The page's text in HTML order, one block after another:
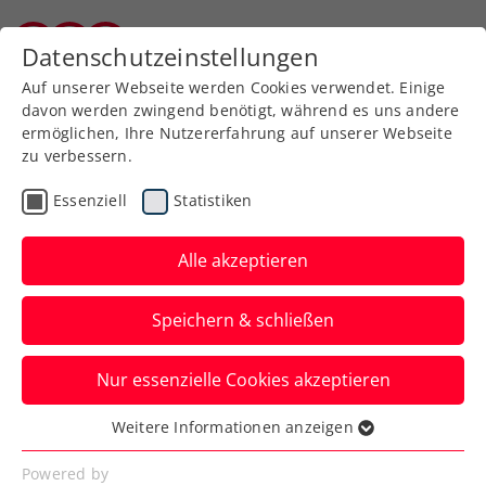
Zurück zur Newsübersicht
Allgemeine Klasse
Projekt BTV
Landesmeisterschaften
2026 Allgemeine Klasse
und Senioren
Der Burgenländische Tennisverband
Datenschutzeinstellungen
Auf unserer Webseite werden Cookies verwendet. Einige
davon werden zwingend benötigt, während es uns andere
ermöglichen, Ihre Nutzererfahrung auf unserer Webseite
zu verbessern.
Essenziell Statistiken
Alle akzeptieren
Speichern & schließen
Nur essenzielle Cookies akzeptieren
Essenziell
Essenzielle Cookies werden für grundlegende
Weitere Informationen anzeigen
Powered by